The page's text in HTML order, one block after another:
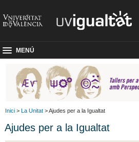
MENÚ
Inici > La Unitat > Ajudes per a la Igualtat
Ajudes per a la Igualtat